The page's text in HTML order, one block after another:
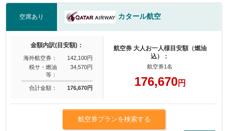
空席あり カタール航空
金額内訳(目安額)：
海外航空券：
142,100円
税サ・燃油
等：
34,570円
合計金額： 176,670円
航空券 大人お一人様目安額（燃油
込）：
航空券1名
176,670円
航空券プランを検索する